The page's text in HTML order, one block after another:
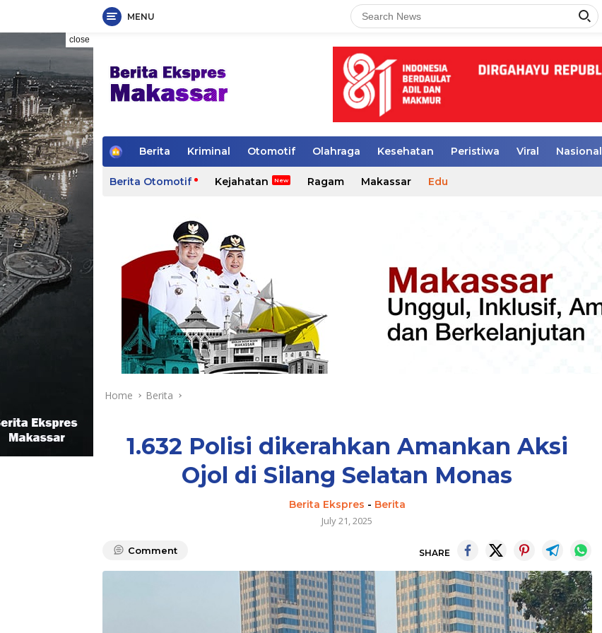
content
MENU
close
H
m
e
Berita Kriminal Otomotif Olahraga Kesehatan Peristiwa Viral Nasional
Berita Otomotif Kejahatan Ragam Makassar Edu
Home Berita
1.632 Polisi dikerahkan Amankan Aksi
Ojol di Silang Selatan Monas
Berita Ekspres - Berita
July 21, 2025
Comment SHARE